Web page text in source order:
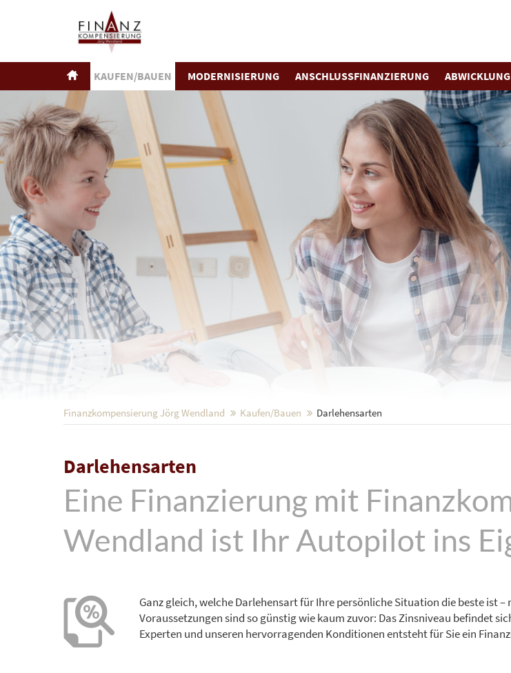
KAUFEN/BAUEN MODERNISIERUNG ANSCHLUSS­FINANZIERUNG ABWICKLUNG
Finanzkompensierung Jörg Wendland Kaufen/Bauen Darlehensarten
Darlehensarten
Eine Finanzierung mit
Wendland ist Ihr Autopilot ins
Ganz gleich, welche Darlehensart für Ihre persönliche Situation die beste ist
Voraussetzungen sind so günstig wie kaum zuvor: Das Zinsniveau befindet
Experten und unseren hervorragenden Konditionen entsteht für Sie ein